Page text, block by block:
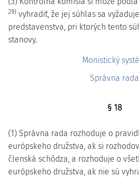
29) vyhradiť, že jej súhlas sa
predstavenstva, pri ktorých tento
stanovy.
Monistický
Správna rada
§ 18
(1) Správna rada rozhoduje o
európskeho družstva, ak si
členská schôdza, a rozhoduje o
európskeho družstva, ak nie sú